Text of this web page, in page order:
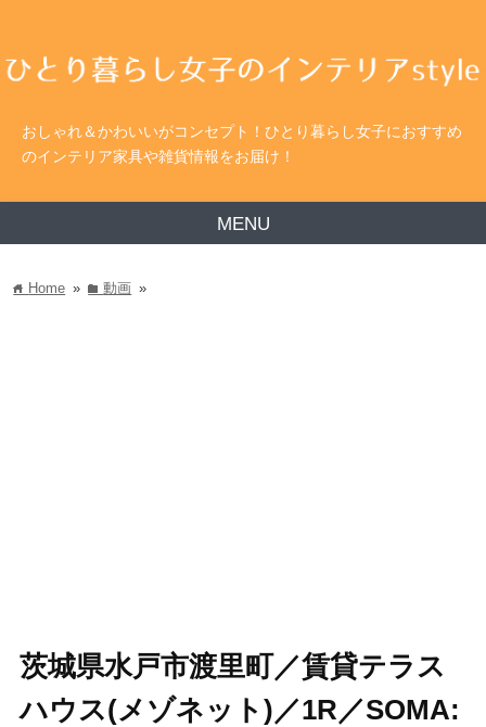
おしゃれ＆かわいいがコンセプト！ひとり暮らし女子におすすめ
のインテリア家具や雑貨情報をお届け！
MENU
home Home » folder動画 »
茨城県水戸市渡里町／賃貸テラス
ハウス(メゾネット)／1R／SOMA: